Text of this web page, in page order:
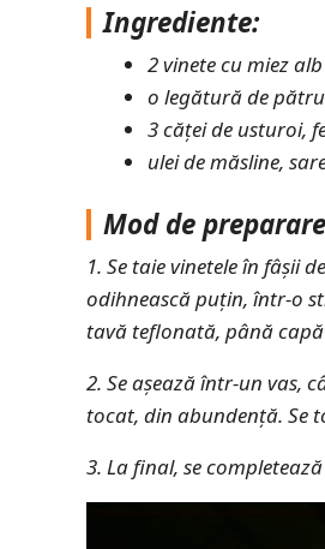
Ingrediente:
2 vinete cu miez alb
o legătură de
3 căței de usturoi,
ulei de măsline,
Mod de
1. Se taie vinetele în fâșii
odihnească puțin, într-o
tavă teflonată, până
2. Se așează într-un vas,
tocat, din abundență. Se
3. La final, se